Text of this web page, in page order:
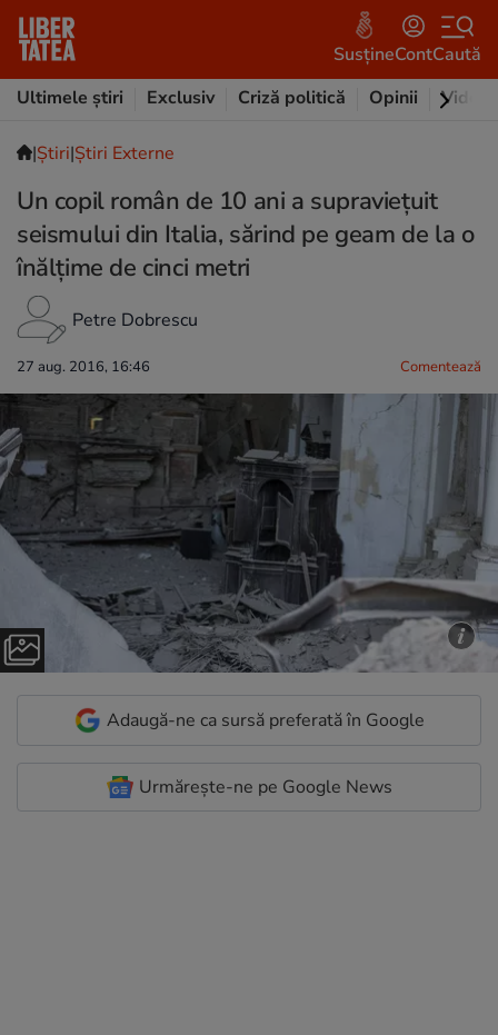
SusțineContCaută
Ultimele știri
Exclusiv Criză politică Opinii Video
|Ştiri|Știri Externe
Un copil român de 10 ani a supraviețuit
seismului din Italia, sărind pe geam de la o
înălțime de cinci metri
Petre Dobrescu
27 aug. 2016, 16:46 Comentează
Adaugă-ne ca sursă preferată în Google
Urmărește-ne pe Google News